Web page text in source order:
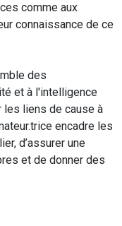
comme aux
connaissance de ce
des
et à l'intelligence
les liens de cause à
encadre les
d’assurer une
et de donner des